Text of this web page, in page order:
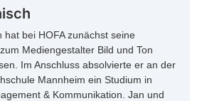
hat bei HOFA zunächst seine
Mediengestalter Bild und Ton
Im Anschluss absolvierte er an der
Mannheim ein Studium in
& Kommunikation. Jan und